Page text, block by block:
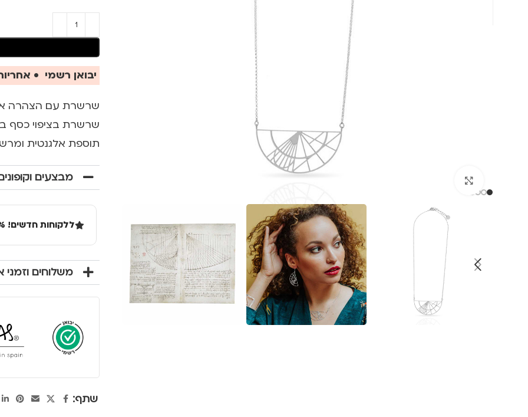
יבואן רשמי •
שרשרת עם הצהרה
שרשרת בציפוי כסף
תוספת אלגנטית
מבצעים
ללקוחות חדשים! 10% הנחה בקנייה ראשונה מעל 100 שקל באתר.
משלוחים
שתף: